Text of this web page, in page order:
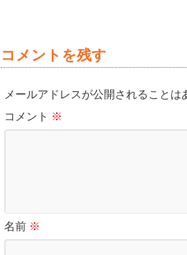
コメントを残す
メールアドレスが公開されることは
コメント ※
名前 ※